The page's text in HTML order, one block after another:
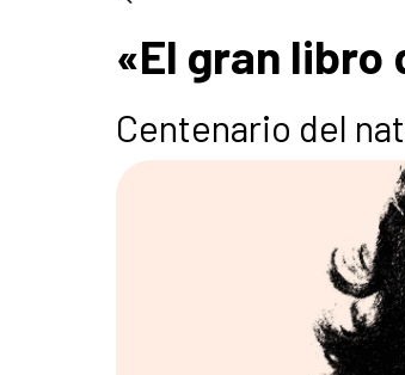
«El gran libro
Centenario del